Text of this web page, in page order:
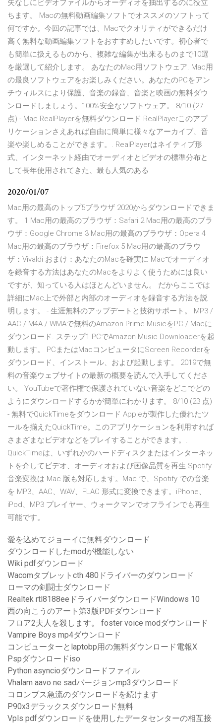
失なしにビデオファイルからオーディオを抽出するのに役立
ちます。 Macの無料動画編集ソフトでオススメのソフトって
何ですか。今回の記事では、Macでクオリティができるだけ
高く無料な動画編集ソフトをおすすめしたいです。初心者で
も簡単に扱えるものから、複雑な編集が出来るものまで10選
を厳選して紹介します。 あなたのMac用ソフトウェア. Mac用
の最良ソフトウェアをお楽しみください。あなたのPCをアン
チウィルスにより保護、音楽の録音、音楽と映画の無料ダウ
ンロードしましょう。100%安全なソフトウェア。 8/10 (27
点) - Mac RealPlayerを無料ダウンロード RealPlayerこのアプ
リケーションさえあれば自由に簡単に様々なアーカイブ、音
楽や楽しめることができます。. RealPlayerはネイティブ形
式、インターネット経由でオーディオとビデオの標準分布と
して長年使用されてきた、最も人気のある
2020/01/07
Mac用の最高のトップ5ブラウザ 2020からダウンロードできま
す。 1 Mac用の最高のブラウザ：Safari 2 Mac用の最高のブラ
ウザ：Google Chrome 3 Mac用の最高のブラウザ：Opera 4
Mac用の最高のブラウザ：Firefox 5 Mac用の最高のブラウ
ザ：Vivaldi おまけ：あなたのMacを確実に Macでオーディオ
を録音する方法はあなたのMacをよりよく使うためには良い
ですが、知っている人はほとんどいません。 だからここでは
詳細にMac上で外部と内部のオーディオを録音する方法を説
明します。 - 生涯無料のアップデートと技術サポート。 MP3 /
AAC / M4A / WMAで無料のAmazon Prime MusicをPC / Macに
ダウンロード. ステップ1 PCでAmazon Music Downloaderを起
動します。 PCまたはMacコンピュータにScreen Recorderを
ダウンロード、インストール、および起動します。 2019で無
料の音楽ウェブサイトの最新の概要を読んで入手してくださ
い。 YouTubeで著作権で保護されていない音楽をどこでどの
ようにダウンロードするかが簡単にわかります。 8/10 (23 点)
- 無料でQuickTimeをダウンロード Appleが製作した優れたツ
ールを揃えたQuickTime。このアプリケーションを利用すれば
さまざまなビデオなどをプレイすることができます。.
QuickTimeは、いずれかのハードディスクまたはインターネッ
トを介してビデオ、オーディオおよび画像品質を再生 Spotify
音楽変換は Mac 版も対応します。Mac で、Spotify での音楽
を MP3、AAC、WAV、FLAC 形式に変換できます。iPhone、
iPod、MP3 プレイヤー、ウォークマンでオフラインでも再生
可能です。
愛を込めてジョーイに無料ダウンロード
ダウンロードしたmodが機能しない
Wiki pdfダウンロード
Wacomタブレットcth 480ドライバーのダウンロード
ローマの剣闘士ダウンロード
Realtek rtl8188eeドライバーダウンロードWindows 10
西の向こうのアート第3版PDFダウンロード
フロア2夫人を殺します。 foster voice modダウンロード
Vampire Boys mp4ダウンロード
コンピューターとlaptobp用の無料ダウンロード電報X
Pspダウンロードiso
Python asyncioダウンロードファイル
Vhalam aavo ne sadバージョンmp3ダウンロード
コロンブス急流のダウンロードを続けます
P90x3デラックスダウンロード無料
Vpls pdfダウンロードを使用したデータセンターの相互接